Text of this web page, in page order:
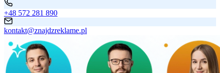
+48 572 281 890
kontakt@znajdzreklame.pl